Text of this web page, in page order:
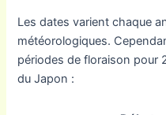
Les dates varient chaque
météorologiques.
périodes de floraison pour
du Japon :